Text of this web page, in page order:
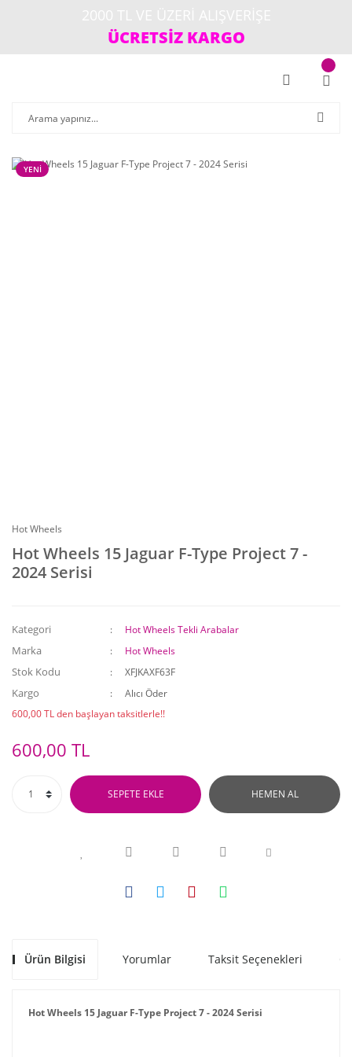
ÜCRETSİZ KARGO
YENİ
Hot Wheels
Hot Wheels 15 Jaguar F-Type Project 7 -
2024 Serisi
Kategori Hot Wheels Tekli Arabalar
Marka Hot Wheels
Stok Kodu XFJKAXF63F
Kargo
Alıcı Öder
600,00 TL den başlayan taksitlerle!!
600,00 TL
SEPETE EKLE HEMEN AL
Ürün Bilgisi Yorumlar Taksit Seçenekleri
Hot Wheels 15 Jaguar F-Type Project 7 - 2024 Serisi